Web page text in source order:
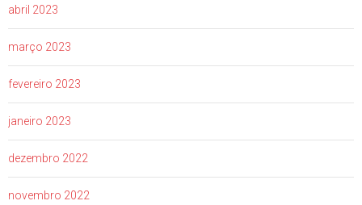
abril 2023
março 2023
fevereiro 2023
janeiro 2023
dezembro 2022
novembro 2022